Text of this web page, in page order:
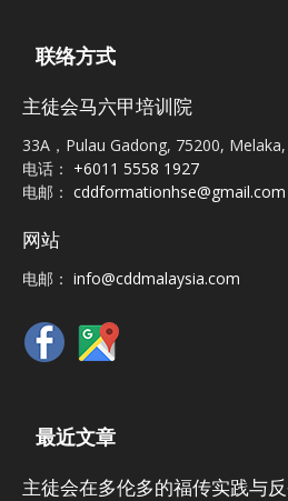
联络方式
主徒会马六甲培训院
33A，Pulau Gadong, 75200,
电话： +6011 5558 1927
电邮： cddformationhse@gmail.com
网站
电邮： info@cddmalaysia.com
最近文章
主徒会在多伦多的福传实践与反